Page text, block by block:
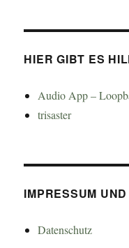
HIER GIBT ES
Audio App –
trisaster
IMPRESSUM
Datenschutz